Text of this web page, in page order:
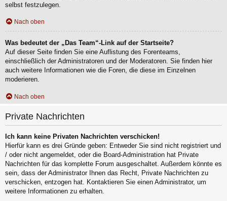
selbst festzulegen.
Nach oben
Was bedeutet der „Das Team“-Link auf der Startseite?
Auf dieser Seite finden Sie eine Auflistung des Forenteams,
einschließlich der Administratoren und der Moderatoren. Sie finden hier
auch weitere Informationen wie die Foren, die diese im Einzelnen
moderieren.
Nach oben
Private Nachrichten
Ich kann keine Privaten Nachrichten verschicken!
Hierfür kann es drei Gründe geben: Entweder Sie sind nicht registriert und
/ oder nicht angemeldet, oder die Board-Administration hat Private
Nachrichten für das komplette Forum ausgeschaltet. Außerdem könnte es
sein, dass der Administrator Ihnen das Recht, Private Nachrichten zu
verschicken, entzogen hat. Kontaktieren Sie einen Administrator, um
weitere Informationen zu erhalten.